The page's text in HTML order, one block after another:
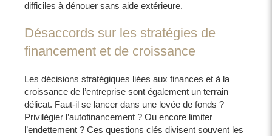
difficiles à dénouer sans aide extérieure.
Désaccords sur les stratégies de
financement et de croissance
Les décisions stratégiques liées aux finances et à la
croissance de l’entreprise sont également un terrain
délicat. Faut-il se lancer dans une levée de fonds ?
Privilégier l’autofinancement ? Ou encore limiter
l’endettement ? Ces questions clés divisent souvent les